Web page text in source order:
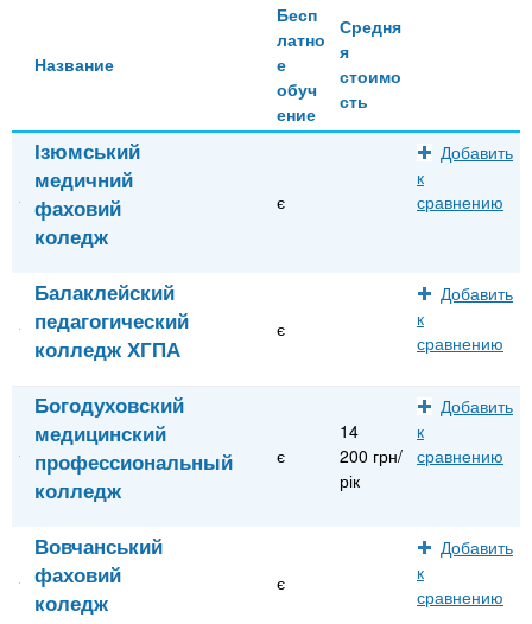
Название
Бесп
латно
е
обуч
ение
Средня
я
стоимо
сть
Ізюмський
медичний
фаховий
коледж
є
Добавить
к
сравнению
Балаклейский
педагогический
колледж ХГПА
є
Добавить
к
сравнению
Богодуховский
медицинский
профессиональный
колледж
є
14
200 грн/
рік
Добавить
к
сравнению
Вовчанський
фаховий
коледж
є
Добавить
к
сравнению